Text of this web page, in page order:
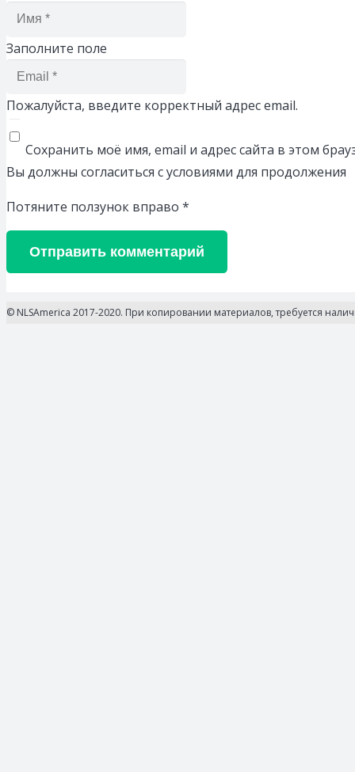
Заполните поле
Пожалуйста, введите корректный адрес email.
Сохранить моё имя, email и адрес сайта в этом
Вы должны согласиться с условиями для продолжения
Потяните ползунок вправо *
Отправить комментарий
© NLSAmerica 2017-2020. При копировании материалов, требуется